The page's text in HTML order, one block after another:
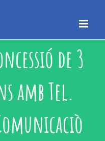
de 3
amb Tel.